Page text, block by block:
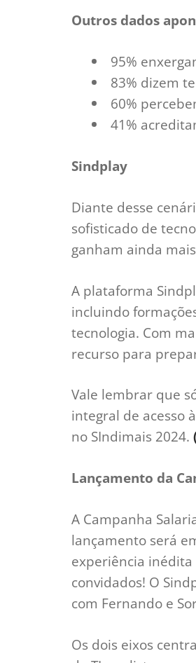
Outros dados
95%
83% dizem
60%
41%
Sindplay
Diante desse
sofisticado de
ganham ainda
A plataforma
incluindo
tecnologia. Com
recurso para
Vale lembrar que
integral de acesso
no SIndimais 2024.
Lançamento da
A Campanha
lançamento será
experiência inédita
convidados! O
com Fernando e
Os dois eixos